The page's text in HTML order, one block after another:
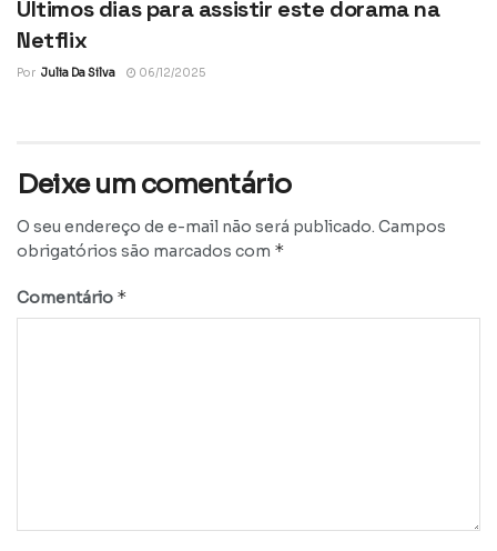
Últimos dias para assistir este dorama na
Netflix
Por Julia Da Silva 06/12/2025
Deixe um comentário
O seu endereço de e-mail não será publicado. Campos
obrigatórios são marcados com *
Comentário *